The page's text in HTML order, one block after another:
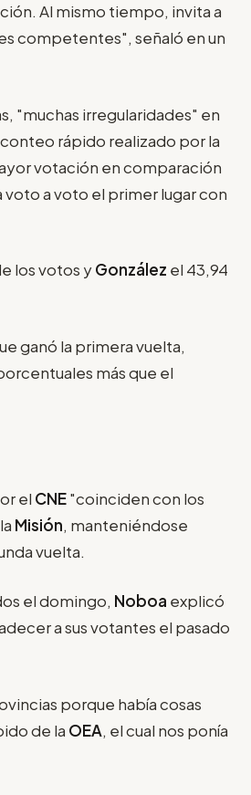
Al mismo tiempo, invita a
competentes", señaló en un
"muchas irregularidades" en
rápido realizado por la
votación en comparación
voto a voto el primer lugar con
los votos yGonzález el 43,94
ganó la primera vuelta,
más que el
el CNE"coinciden con los
Misión, manteniéndose
vuelta.
el domingo, Noboa explicó
a sus votantes el pasado
porque había cosas
de la OEA, el cual nos ponía